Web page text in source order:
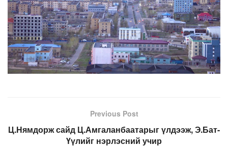
Previous Post
Ц.Нямдорж сайд Ц.Амгаланбаатарыг үлдээж, Э.Бат-
Үүлийг нэрлэсний учир